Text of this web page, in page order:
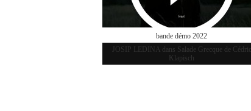
bande démo 2022
JOSIP LEDINA dans Salade Grecque de Cédric
Klapisch